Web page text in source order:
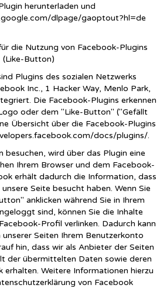
herunterladen und
dlpage/gaoptout?hl=de
die Nutzung von Facebook-Plugins
(Like-Button)
Plugins des sozialen Netzwerks
Inc., 1 Hacker Way, Menlo Park,
Die Facebook-Plugins erkennen
oder dem "Like-Button" ("Gefällt
Übersicht über die Facebook-Plugins
docs/plugins/.
besuchen, wird über das Plugin eine
Ihrem Browser und dem Facebook-
erhält dadurch die Information, dass
Seite besucht haben. Wenn Sie
anklicken während Sie in Ihrem
sind, können Sie die Inhalte
Profil verlinken. Dadurch kann
Seiten Ihrem Benutzerkonto
hin, dass wir als Anbieter der Seiten
der übermittelten Daten sowie deren
erhalten. Weitere Informationen hierzu
von Facebook